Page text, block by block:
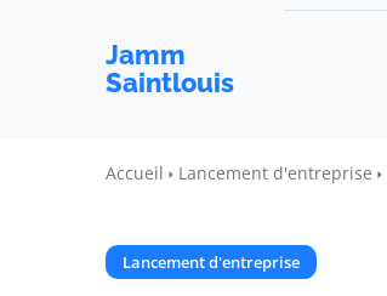
Jamm
Saintlouis
Accueil Lancement d'entreprise
Lancement d'entreprise